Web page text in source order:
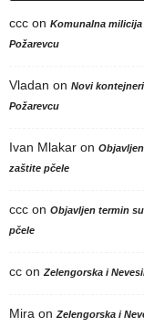
ccc on Komunalna
Požarevcu
Vladan on Novi
Požarevcu
Ivan Mlakar on
zaštite pčele
ccc on Objavljen termin
pčele
cc on Zelengorska i
Mira on Zelengorska i